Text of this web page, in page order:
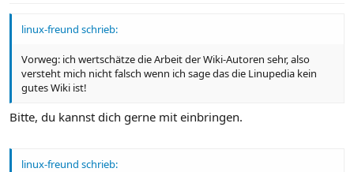
linux-freund schrieb:
Vorweg: ich wertschätze die Arbeit der Wiki-Autoren sehr, also
versteht mich nicht falsch wenn ich sage das die Linupedia kein
gutes Wiki ist!
Bitte, du kannst dich gerne mit einbringen.
linux-freund schrieb: